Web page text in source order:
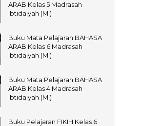
ARAB Kelas 5 Madrasah
Ibtidaiyah (MI)
Buku Mata Pelajaran BAHASA
ARAB Kelas 6 Madrasah
Ibtidaiyah (MI)
Buku Mata Pelajaran BAHASA
ARAB Kelas 4 Madrasah
Ibtidaiyah (MI)
Buku Pelajaran FIKIH Kelas 6